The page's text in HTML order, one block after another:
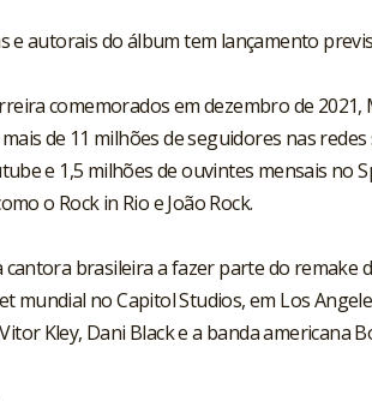
e autorais do álbum tem lançamento
comemorados em dezembro de
de 11 milhões de seguidores nas
e 1,5 milhões de ouvintes mensais no
o Rock in Rio e João Rock.
brasileira a fazer parte do remake
mundial no Capitol Studios, em Los
Kley, Dani Black e a banda americana